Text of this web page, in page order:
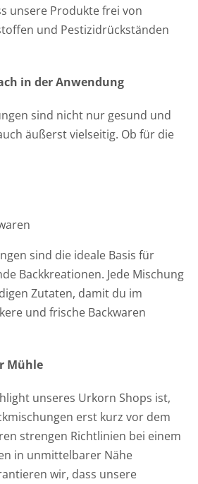
unsere Produkte frei von
und Pestizidrückständen
in der Anwendung
sind nicht nur gesund und
äußerst vielseitig. Ob für die
sind die ideale Basis für
Backkreationen. Jede Mischung
Zutaten, damit du im
und frische Backwaren
Mühle
unseres Urkorn Shops ist,
erst kurz vor dem
strengen Richtlinien bei einem
in unmittelbarer Nähe
wir, dass unsere